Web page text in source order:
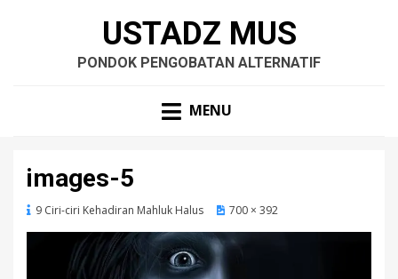
USTADZ MUS
PONDOK PENGOBATAN ALTERNATIF
MENU
images-5
9 Ciri-ciri Kehadiran Mahluk Halus 700 × 392